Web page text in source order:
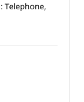
Telephone,